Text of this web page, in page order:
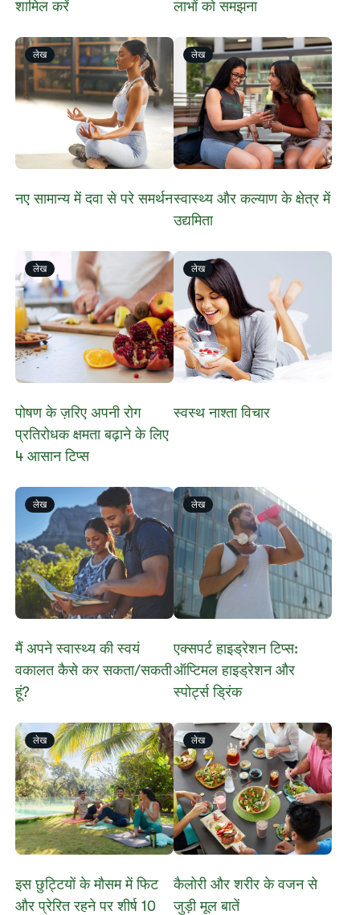
शामिल करें
लाभों को समझना
लेख
नए सामान्य में दवा से परे समर्थन
लेख
स्वास्थ्य और कल्याण के क्षेत्र में
उद्यमिता
लेख
पोषण के ज़रिए अपनी रोग
प्रतिरोधक क्षमता बढ़ाने के लिए
4 आसान टिप्स
लेख
स्वस्थ नाश्ता विचार
लेख
मैं अपने स्वास्थ्य की स्वयं
वकालत कैसे कर सकता/सकती
हूं?
लेख
एक्सपर्ट हाइड्रेशन टिप्स:
ऑप्टिमल हाइड्रेशन और
स्पोर्ट्स ड्रिंक
लेख
​इस छुट्टियों के मौसम में फिट
और प्रेरित रहने पर शीर्ष 10
लेख
कैलोरी और शरीर के वजन से
जुड़ी मूल बातें